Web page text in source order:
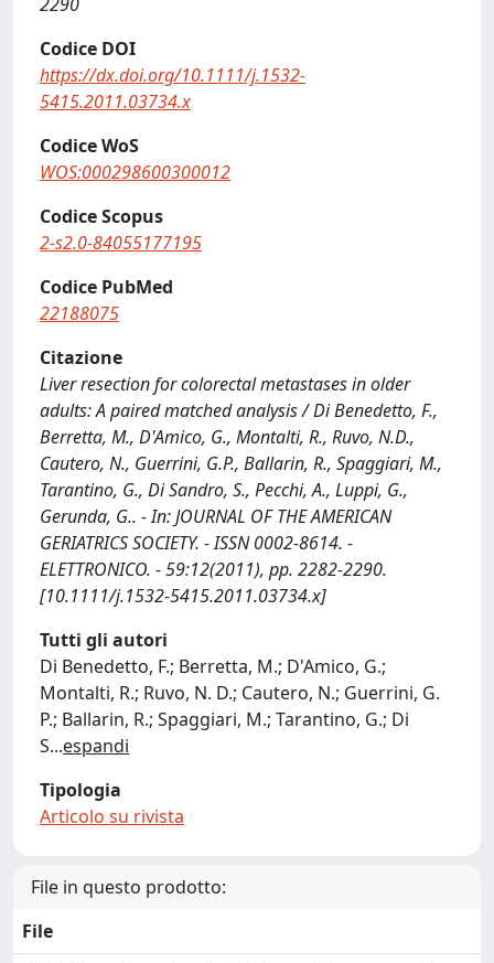
Codice DOI
https://dx.doi.org/10.1111/j.1532-
5415.2011.03734.x
Codice WoS
WOS:000298600300012
Codice Scopus
2-s2.0-84055177195
Codice PubMed
22188075
Citazione
Liver resection for colorectal metastases in older
adults: A paired matched analysis / Di Benedetto, F.,
Berretta, M., D'Amico, G., Montalti, R., Ruvo, N.D.,
Cautero, N., Guerrini, G.P., Ballarin, R., Spaggiari, M.,
Tarantino, G., Di Sandro, S., Pecchi, A., Luppi, G.,
Gerunda, G.. - In: JOURNAL OF THE AMERICAN
GERIATRICS SOCIETY. - ISSN 0002-8614. -
ELETTRONICO. - 59:12(2011), pp. 2282-2290.
[10.1111/j.1532-5415.2011.03734.x]
Tutti gli autori
Di Benedetto, F.; Berretta, M.; D'Amico, G.;
Montalti, R.; Ruvo, N. D.; Cautero, N.; Guerrini, G.
P.; Ballarin, R.; Spaggiari, M.; Tarantino, G.; Di
S...espandi
Tipologia
Articolo su rivista
File in questo prodotto:
File